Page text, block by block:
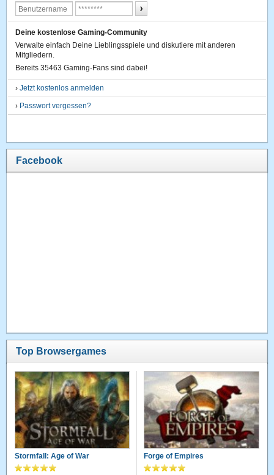
Deine kostenlose Gaming-Community
Verwalte einfach Deine Lieblingsspiele und diskutiere mit anderen
Mitgliedern.
Bereits 35463 Gaming-Fans sind dabei!
›Jetzt kostenlos anmelden
› Passwort vergessen?
Facebook
Top Browsergames
Stormfall: Age of War Forge of Empires